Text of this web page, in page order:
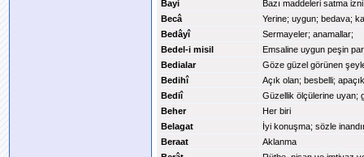
Bayi
Bazı maddeleri satma
Becâ
Yerine; uygun; bedava;
Bedâyî
Sermayeler; anamallar;
Bedel-i misil
Emsaline uygun peşin
Bedialar
Göze güzel görünen
Bedihî
Açık olan; besbelli;
Bediî
Güzellik ölçülerine uyan;
Beher
Her biri
Belagat
İyi konuşma; sözle
Beraat
Aklanma